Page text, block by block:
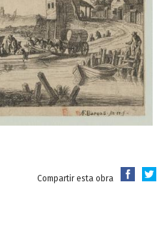
Compartir esta obra